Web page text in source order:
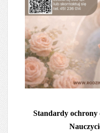
Standardy ochrony